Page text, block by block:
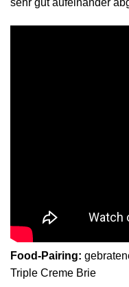
sehr gut aufeinander
Food-Pairing:
Triple Creme Brie